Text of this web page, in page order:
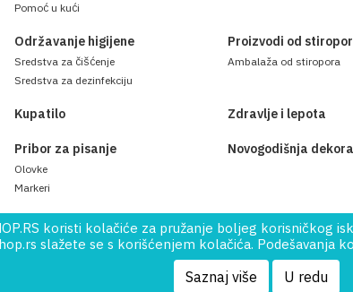
Pomoć u kući
Održavanje higijene
Sredstva za čišćenje
Sredstva za dezinfekciju
Proizvodi od
Ambalaža od stiropora
Kupatilo Zdravlje i lepota
Pribor za pisanje
Olovke
Markeri
Novogodišnja
koristi kolačiće za pružanje boljeg korisničkog
slažete se s korišćenjem kolačića. Podešavanja
Saznaj više U redu